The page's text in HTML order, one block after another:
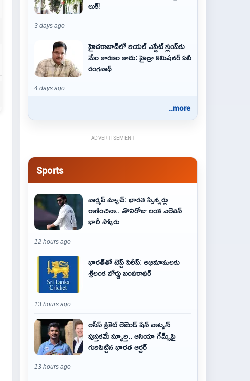
లుక్!
3 days ago
హైదరాబాద్‌లో రియల్ ఎస్టేట్ స్లంప్‌కు
మేం కారణం కాదు: హైడ్రా కమిషనర్ ఏవీ
రంగనాథ్
4 days ago
..more
ADVERTISEMENT
Sports
వార్మప్ మ్యాచ్: భారత స్పిన్నర్లు
రాణించినా.. తొలిరోజు లంక ఎలెవన్
భారీ స్కోరు
12 hours ago
భారత్‌తో టెస్ట్ సిరీస్: అభిమానులకు
శ్రీలంక బోర్డు బంపరాఫర్
13 hours ago
ఆసీస్ క్రికెట్ లెజెండ్ షేన్ వాట్సన్
పుస్తకమే స్ఫూర్తి.. ఆసియా గేమ్స్‌పై
గురిపెట్టిన భారత ఆర్చర్
13 hours ago